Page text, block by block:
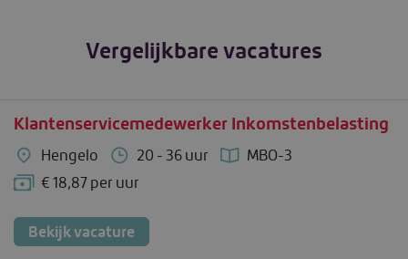
Vergelijkbare vacatures
Klantenservicemedewerker Inkomstenbelasting
Hengelo 20 - 36 uur
MBO-3
€ 18,87 per uur
Bekijk vacature